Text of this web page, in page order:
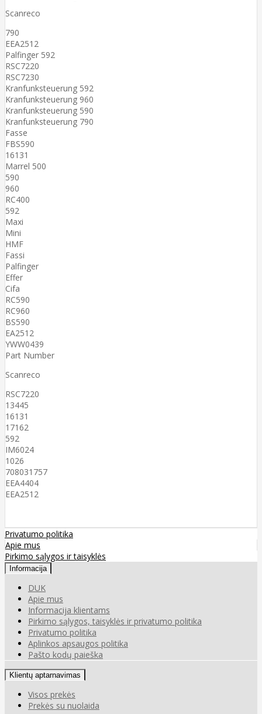
Scanreco
790
EEA2512
Palfinger 592
RSC7220
RSC7230
Kranfunksteuerung 592
Kranfunksteuerung 960
Kranfunksteuerung 590
Kranfunksteuerung 790
Fasse
FBS590
16131
Marrel 500
590
960
RC400
592
Maxi
Mini
HMF
Fassi
Palfinger
Effer
Cifa
RC590
RC960
BS590
EA2512
YWW0439
Part Number
Scanreco
RSC7220
13445
16131
17162
592
IM6024
1026
708031757
EEA4404
EEA2512
Privatumo politika
Apie mus
Pirkimo sąlygos ir taisyklės
Informacija
DUK
Apie mus
Informacija klientams
Pirkimo sąlygos, taisyklės ir privatumo politika
Privatumo politika
Aplinkos apsaugos politika
Pašto kodų paieška
Klientų aptarnavimas
Visos prekės
Prekės su nuolaida